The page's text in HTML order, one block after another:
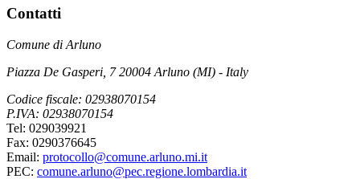
Contatti
Comune di Arluno
Piazza De Gasperi, 7 20004 Arluno (MI) - Italy
Codice fiscale: 02938070154
P.IVA: 02938070154
Tel: 029039921
Fax: 0290376645
Email: protocollo@comune.arluno.mi.it
PEC: comune.arluno@pec.regione.lombardia.it